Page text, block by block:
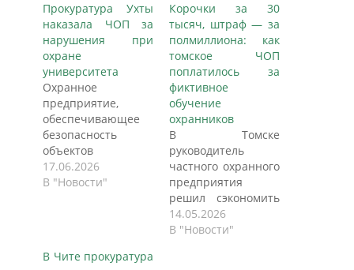
Прокуратура Ухты
наказала ЧОП за
нарушения при
охране
университета
Охранное
предприятие,
обеспечивающее
безопасность
объектов
Ухтинского
государственного
внимание
17.06.2026
В "Новости"
Корочки за 30
тысяч, штраф — за
полмиллиона: как
томское ЧОП
поплатилось за
фиктивное
обучение
охранников
В Томске
руководитель
частного охранного
предприятия
решил сэкономить
на подготовке
сотрудников.
14.05.2026
В "Новости"
В Чите прокуратура